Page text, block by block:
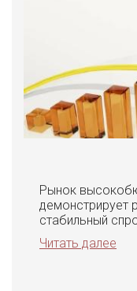
Рынок
демонстрирует
стабильный
Читать далее